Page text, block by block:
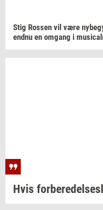
Stig Ros­sen vil være
endnu en om­gang i
Hvis